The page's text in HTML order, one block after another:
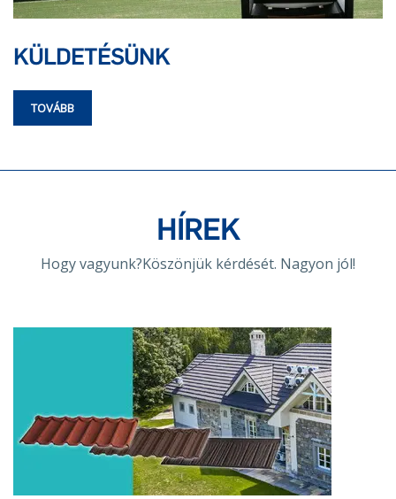
KÜLDETÉSÜNK
TOVÁBB
HÍREK
Hogy vagyunk?Köszönjük kérdését. Nagyon jól!